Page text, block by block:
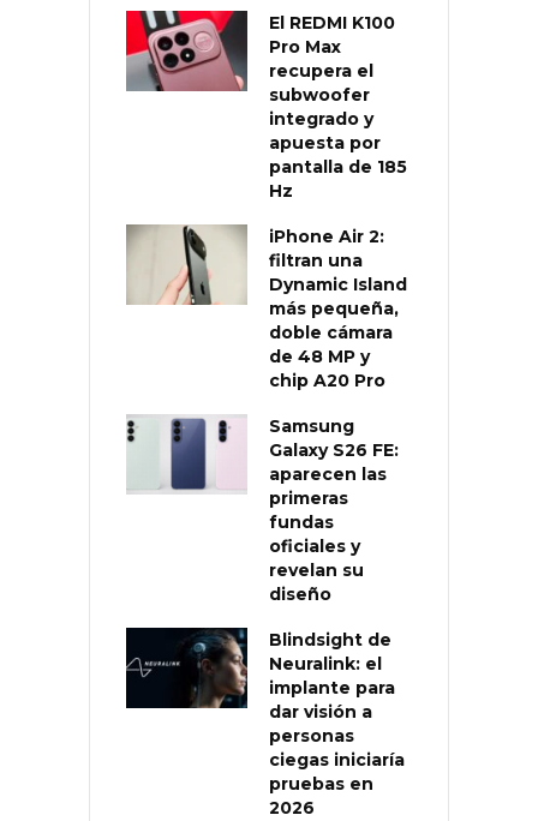
El REDMI K100
Pro Max
recupera el
subwoofer
integrado y
apuesta por
pantalla de 185
Hz
iPhone Air 2:
filtran una
Dynamic Island
más pequeña,
doble cámara
de 48 MP y
chip A20 Pro
Samsung
Galaxy S26 FE:
aparecen las
primeras
fundas
oficiales y
revelan su
diseño
Blindsight de
Neuralink: el
implante para
dar visión a
personas
ciegas iniciaría
pruebas en
2026